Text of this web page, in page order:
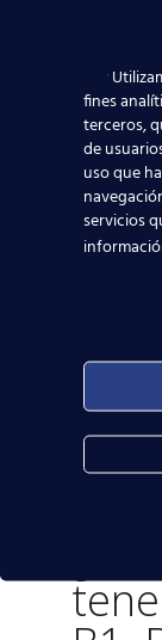
quico en
MANUELA
opciones
J41M3
en
los
Aprende
fines
terceros,
de
uso que
servicios